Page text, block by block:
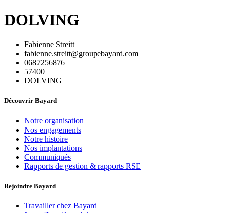
DOLVING
Fabienne Streitt
fabienne.streitt@groupebayard.com
0687256876
57400
DOLVING
Découvrir Bayard
Notre organisation
Nos engagements
Notre histoire
Nos implantations
Communiqués
Rapports de gestion & rapports RSE
Rejoindre Bayard
Travailler chez Bayard